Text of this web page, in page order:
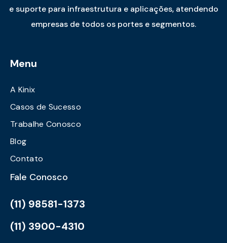
e suporte para infraestrutura e aplicações, atendendo
empresas de todos os portes e segmentos.
Menu
A Kinix
Casos de Sucesso
Trabalhe Conosco
Blog
Contato
Fale Conosco
(11) 98581-1373
(11) 3900-4310